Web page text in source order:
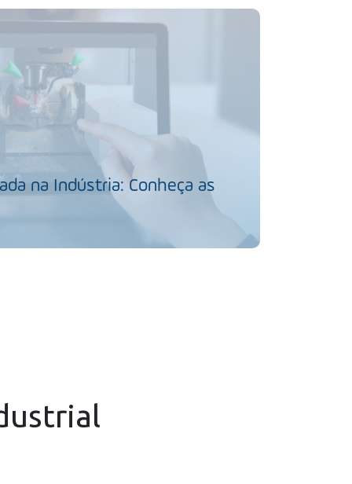
na Indústria: Conheça as